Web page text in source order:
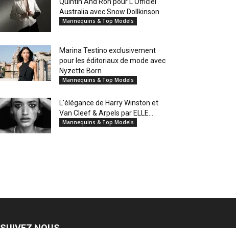
Australia avec Snow Dollkinson
Mannequins & Top Models
Marina Testino exclusivement
pour les éditoriaux de mode avec
Nyzette Born
Mannequins & Top Models
L'élégance de Harry Winston et
Van Cleef & Arpels par ELLE...
Mannequins & Top Models